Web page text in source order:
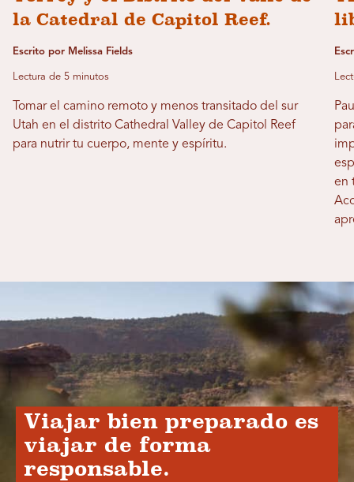
la Catedral de Capitol Reef.
Escrito por Melissa Fields
Lectura de 5 minutos
Tomar el camino remoto y menos transitado del sur
Utah en el distrito Cathedral Valley de Capitol Reef
para nutrir tu cuerpo, mente y espíritu.
en
Viajar bien preparado es
viajar de forma
responsable.